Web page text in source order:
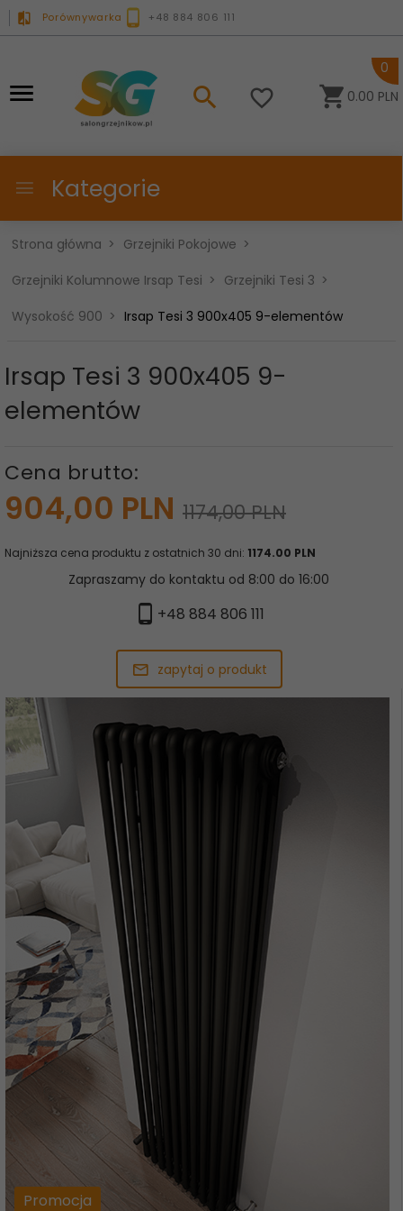
Porównywarka +48 884 806 111
0.00 PLN
0
Kategorie
Strona główna
Grzejniki Pokojowe
Grzejniki Kolumnowe Irsap Tesi
Grzejniki Tesi 3
Wysokość 900
Irsap Tesi 3 900x405 9-elementów
Irsap Tesi 3 900x405 9-
elementów
Cena brutto:
904,00 PLN 1174,00 PLN
Najniższa cena produktu z ostatnich 30 dni: 1174.00 PLN
Zapraszamy do kontaktu od 8:00 do 16:00
+48 884 806 111
zapytaj o produkt
Promocja